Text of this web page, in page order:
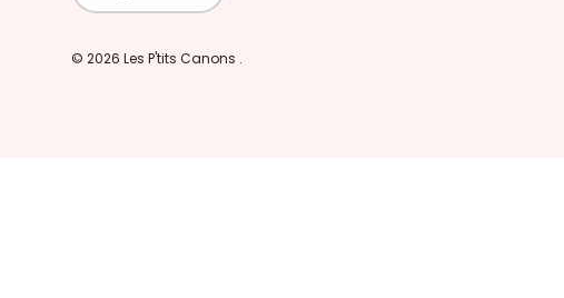
© 2026 Les P'tits Canons .